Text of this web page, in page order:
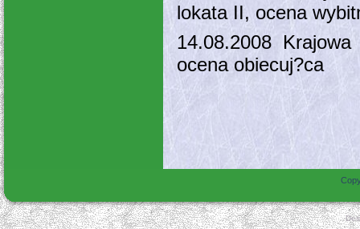
lokata II, ocena
14.08.2008
ocena obiecuj?ca